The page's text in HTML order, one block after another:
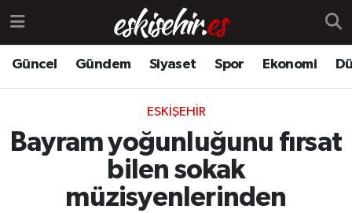
Güncel Gündem Siyaset Spor Ekonomi
ESKIŞEHIR
Bayram yoğunluğunu fırsat
bilen sokak
müzisyenlerinden